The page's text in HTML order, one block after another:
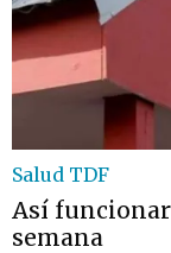
Salud TDF
Así
semana